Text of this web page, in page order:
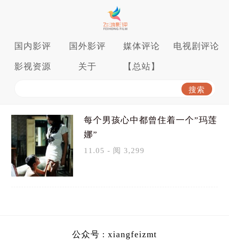
国内影评 国外影评 媒体评论 电视剧评论
影视资源 关于 【总站】
每个男孩心中都曾住着一个”玛莲
娜”
11.05 - 阅 3,299
公众号 : xiangfeizmt